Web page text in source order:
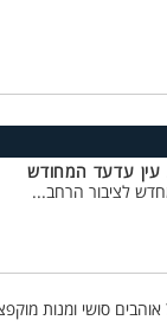
עין עדעד המחודש
לציבור הרחב...
סושי ומנות